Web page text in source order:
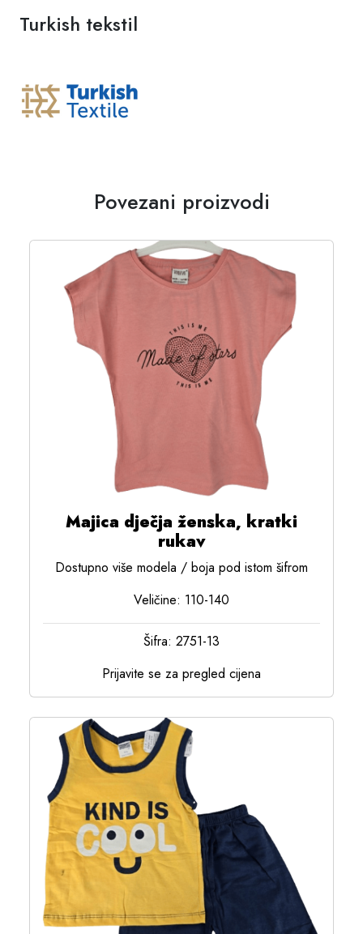
Turkish tekstil
Povezani proizvodi
Majica dječja ženska, kratki
rukav
Dostupno više modela / boja pod istom šifrom
Veličine: 110-140
Šifra: 2751-13
Prijavite se za pregled cijena